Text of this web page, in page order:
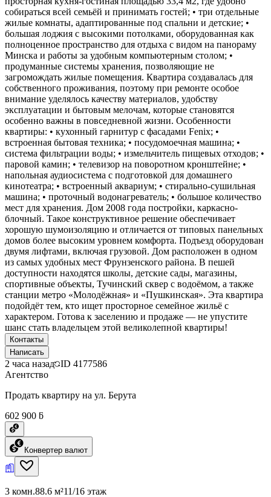
собираться всей семьёй и принимать гостей; • три отдельные
жилые комнаты, адаптированные под спальни и детские; •
большая лоджия с высокими потолками, оборудованная как
полноценное пространство для отдыха с видом на панораму
Минска и работы за удобным компьютерным столом; •
продуманные системы хранения, позволяющие не
загромождать жилые помещения. Квартира создавалась для
собственного проживания, поэтому при ремонте особое
внимание уделялось качеству материалов, удобству
эксплуатации и бытовым мелочам, которые становятся
особенно важны в повседневной жизни. Особенности
квартиры: • кухонный гарнитур с фасадами Fenix; •
встроенная бытовая техника; • посудомоечная машина; •
система фильтрации воды; • измельчитель пищевых отходов; •
паровой камин; • телевизор на поворотном кронштейне; •
напольная аудиосистема с подготовкой для домашнего
кинотеатра; • встроенный аквариум; • стирально-сушильная
машина; • проточный водонагреватель; • большое количество
мест для хранения. Дом 2008 года постройки, каркасно-
блочный. Такое конструктивное решение обеспечивает
хорошую шумоизоляцию и отличается от типовых панельных
домов более высоким уровнем комфорта. Подъезд оборудован
двумя лифтами, включая грузовой. Дом расположен в одном
из самых удобных мест Фрунзенского района. В пешей
доступности находятся школы, детские сады, магазины,
спортивные объекты, Тучинский сквер с водоёмом, а также
станции метро «Молодёжная» и «Пушкинская». Эта квартира
подойдёт тем, кто ищет просторное семейное жильё с
характером. Готова к заселению и продаже — не упустите
шанс стать владельцем этой великолепной квартиры!
Контакты
Написать
2 часа назад ID 4177586
Агентство
Продать квартиру на ул. Берута
602 900 ƃ
Конвертер валют
3 комн.88.6 м²11/16 этаж